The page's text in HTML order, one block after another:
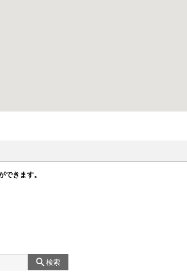
できます。
検索